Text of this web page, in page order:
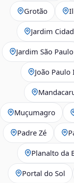
Grotão
Jardim
Jardim São Paulo
João Paulo
Muçumagro
Padre Zé
Planalto da
Portal do Sol